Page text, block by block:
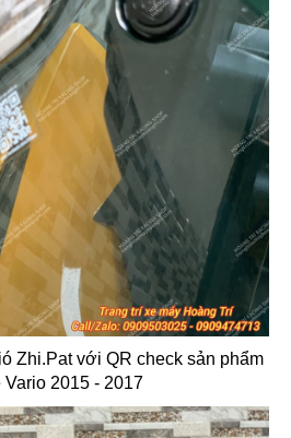
Zhi.Pat với QR check sản phẩm
Vario 2015 - 2017